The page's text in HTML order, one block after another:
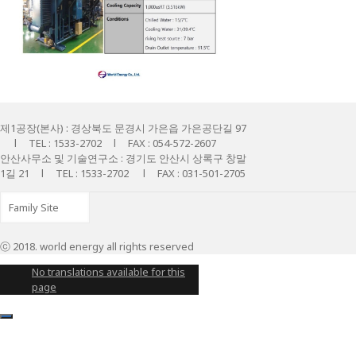
제1공장(본사) : 경상북도 문경시 가은읍 가은공단길 97
l TEL : 1533-2702 l FAX : 054-572-2607
안산사무소 및 기술연구소 : 경기도 안산시 상록구 창말
1길 21 l TEL : 1533-2702 l FAX : 031-501-2705
ⓒ 2018. world energy all rights reserved
No translations available for this
page